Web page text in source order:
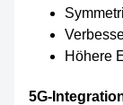
Höhere
5G-